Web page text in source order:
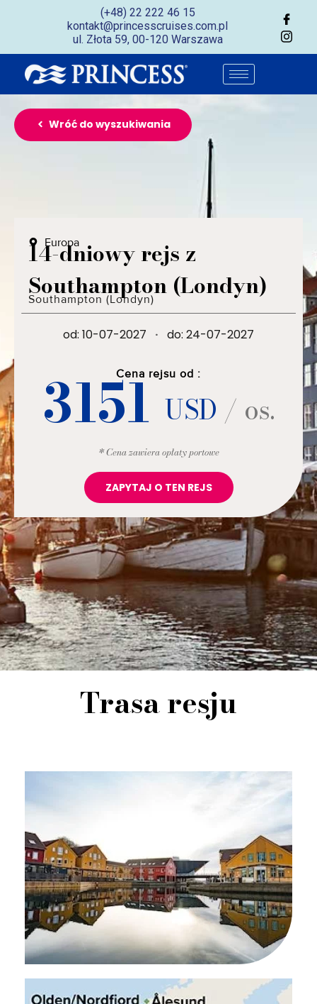
(+48) 22 222 46 15
kontakt@princesscruises.com.pl
ul. Złota 59, 00-120 Warszawa
Wróć do wyszukiwania
Europa
14-dniowy rejs z
Southampton (Londyn)
Southampton (Londyn)
od: 10-07-2027 · do: 24-07-2027
Cena rejsu od :
3151USD / os.
* Cena zawiera opłaty portowe
ZAPYTAJ O TEN REJS
Trasa resju